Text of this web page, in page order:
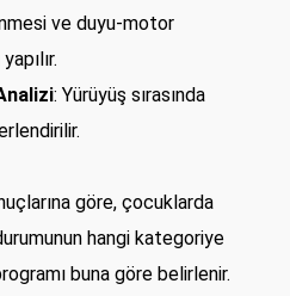
ve duyu-motor
: Yürüyüş sırasında
göre, çocuklarda
hangi kategoriye
buna göre belirlenir.